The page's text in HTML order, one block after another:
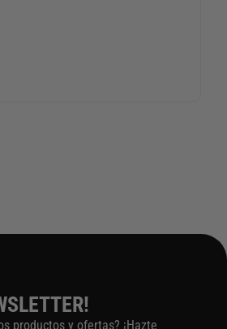
productos y ofertas? ¡Hazte